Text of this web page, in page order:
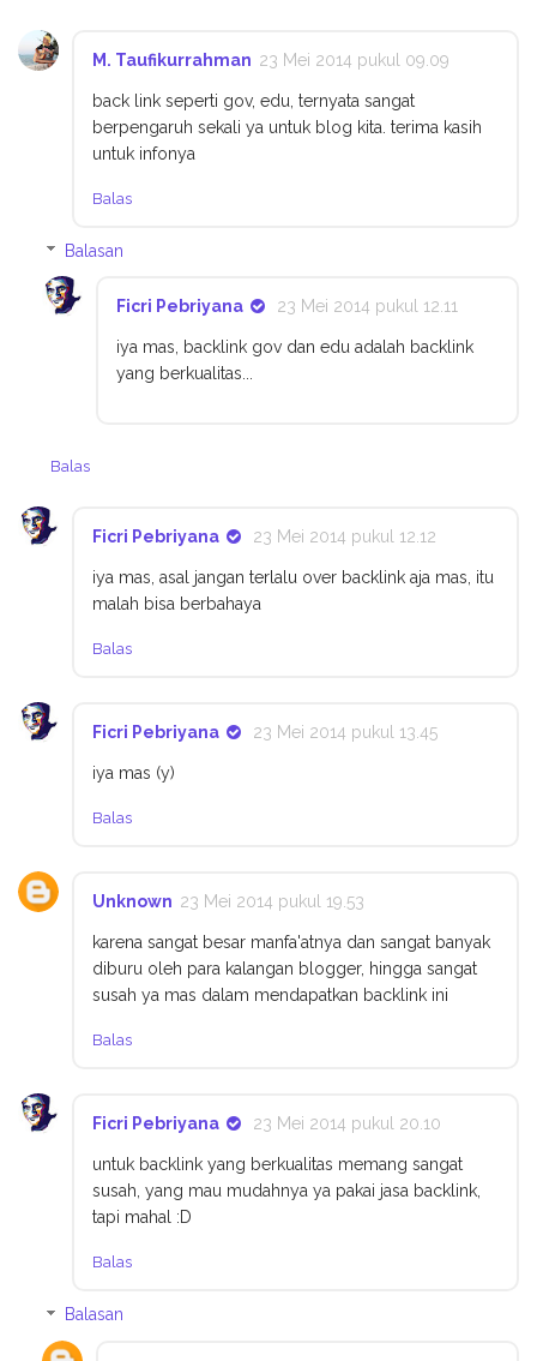
M. Taufikurrahman 23 Mei 2014 pukul 09.09
back link seperti gov, edu, ternyata sangat
berpengaruh sekali ya untuk blog kita. terima kasih
untuk infonya
Balas
Balasan
Ficri Pebriyana 23 Mei 2014 pukul 12.11
iya mas, backlink gov dan edu adalah backlink
yang berkualitas...
Balas
Ficri Pebriyana 23 Mei 2014 pukul 12.12
iya mas, asal jangan terlalu over backlink aja mas, itu
malah bisa berbahaya
Balas
Ficri Pebriyana 23 Mei 2014 pukul 13.45
iya mas (y)
Balas
Unknown 23 Mei 2014 pukul 19.53
karena sangat besar manfa'atnya dan sangat banyak
diburu oleh para kalangan blogger, hingga sangat
susah ya mas dalam mendapatkan backlink ini
Balas
Ficri Pebriyana 23 Mei 2014 pukul 20.10
untuk backlink yang berkualitas memang sangat
susah, yang mau mudahnya ya pakai jasa backlink,
tapi mahal :D
Balas
Balasan